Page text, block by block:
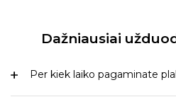
Dažniausiai
Per kiek laiko pagaminate